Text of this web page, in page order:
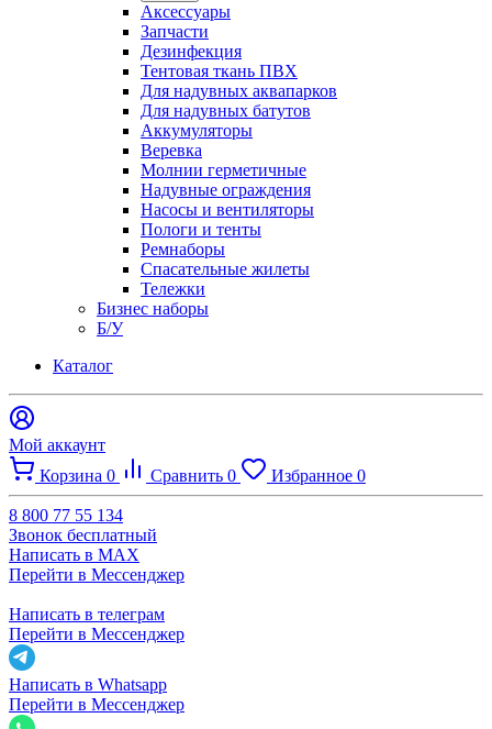
Аксессуары
Запчасти
Дезинфекция
Тентовая ткань ПВХ
Для надувных аквапарков
Для надувных батутов
Аккумуляторы
Веревка
Молнии герметичные
Надувные ограждения
Насосы и вентиляторы
Пологи и тенты
Ремнаборы
Спасательные жилеты
Тележки
Бизнес наборы
Б/У
Каталог
Мой аккаунт
Корзина 0 Сравнить 0 Избранное 0
8 800 77 55 134
Звонок бесплатный
Написать в MAX
Перейти в Мессенджер
Написать в телеграм
Перейти в Мессенджер
Написать в Whatsapp
Перейти в Мессенджер